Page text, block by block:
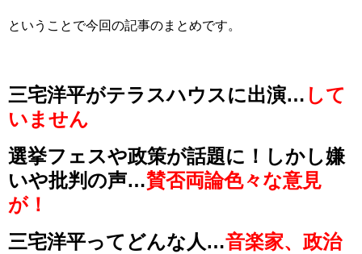
ということで今回の記事のまとめです。
三宅洋平がテラスハウスに出演… して
いません
選挙フェスや政策が話題に！しかし嫌
いや批判の声…賛否両論色々な意見
が！
三宅洋平ってどんな人…音楽家、政治